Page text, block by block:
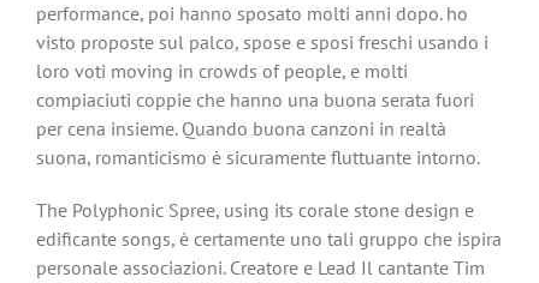
performance, poi hanno sposato molti anni dopo. ho
visto proposte sul palco, spose e sposi freschi usando i
loro voti moving in crowds of people, e molti
compiaciuti coppie che hanno una buona serata fuori
per cena insieme. Quando buona canzoni in realtà
suona, romanticismo è sicuramente fluttuante intorno.
The Polyphonic Spree, using its corale stone design e
edificante songs, è certamente uno tali gruppo che ispira
personale associazioni. Creatore e Lead Il cantante Tim